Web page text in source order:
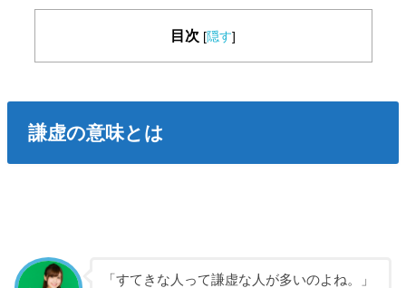
目次 [隠す]
謙虚の意味とは
「すてきな人って謙虚な人が多いのよね。」